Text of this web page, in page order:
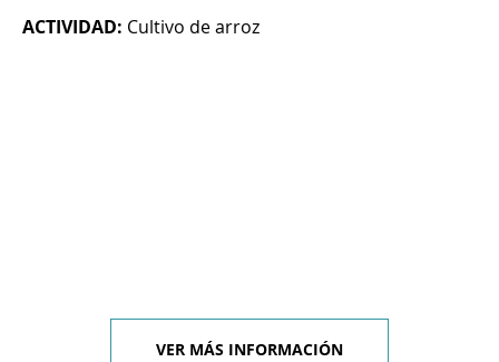
ACTIVIDAD: Cultivo de arroz
VER MÁS INFORMACIÓN